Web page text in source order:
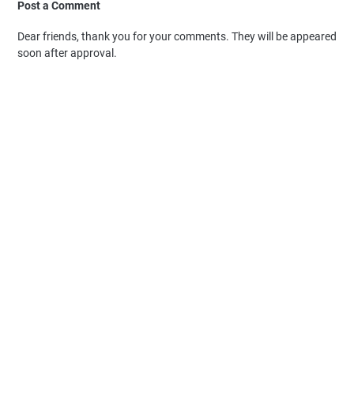
Post a Comment
Dear friends, thank you for your comments. They will be appeared
soon after approval.